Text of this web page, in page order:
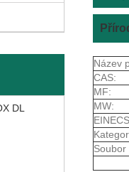
DL
Název
CAS:
MF:
MW:
Soubor